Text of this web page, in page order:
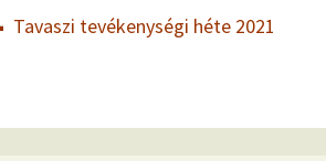
Tavaszi tevékenységi héte 2021